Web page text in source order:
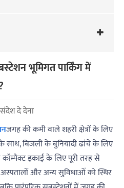
भूमिगत पार्किंग में
दे देना
जगह की कमी वाले शहरी क्षेत्रों के लिए
साथ, बिजली के बुनियादी ढांचे के लिए
इकाई के लिए पूरी तरह से
और अन्य सुविधाओं को स्थिर